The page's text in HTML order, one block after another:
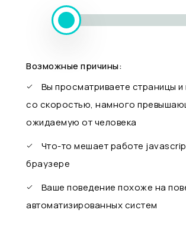
Возможные причины:
Вы просматриваете страницы и
со скоростью, намного
ожидаемую от человека
Что-то мешает работе
браузере
Ваше поведение похоже на
автоматизированных систем